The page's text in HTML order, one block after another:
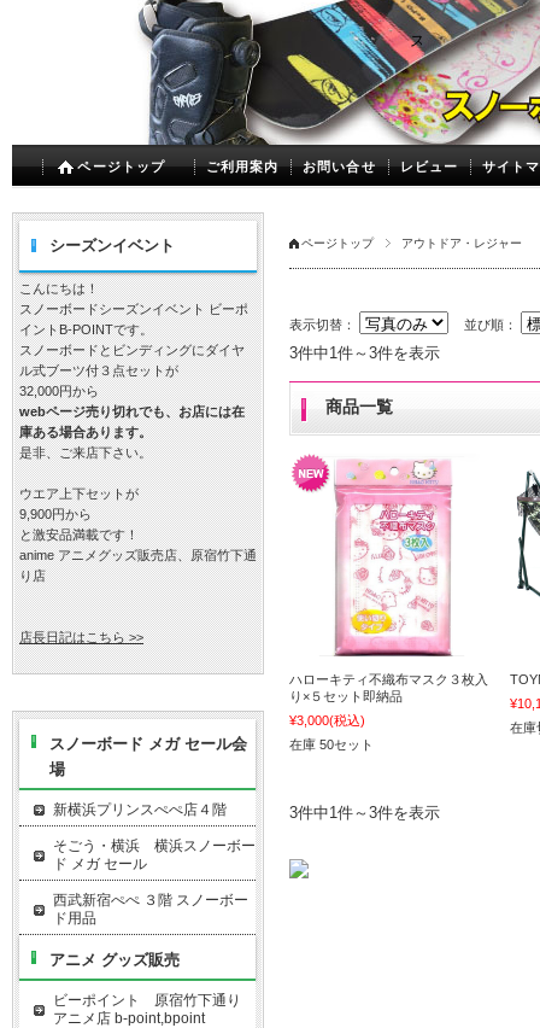
ビーポイント
スノーボード メ
ページトップ ご利用案内 お問い合せ レビュー サイト
ページトップ アウトドア・レジャー
表示切替： 並び順：
3件中1件～3件を表示
商品一覧
ハローキティ不織布マスク３枚入
り×５セット即納品
¥3,000(税込)
在庫 50セット
在庫
3件中1件～3件を表示
シーズンイベント
こんにちは！
スノーボードシーズンイベント ビーポ
イントB-POINTです。
スノーボードとビンディングにダイヤ
ル式ブーツ付３点セットが
32,000円から
webページ売り切れでも、お店には在
庫ある場合あります。
是非、ご来店下さい。
ウエア上下セットが
9,900円から
と激安品満載です！
anime アニメグッズ販売店、原宿竹下通
り店
店長日記はこちら >>
スノーボード メガ セール会
場
新横浜プリンスぺぺ店４階
そごう・横浜 横浜スノーボー
ド メガ セール
西武新宿ぺぺ ３階 スノーボー
ド用品
アニメ グッズ販売
ビーポイント 原宿竹下通り
アニメ店 b-point,bpoint